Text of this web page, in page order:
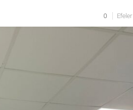
0 Efeler